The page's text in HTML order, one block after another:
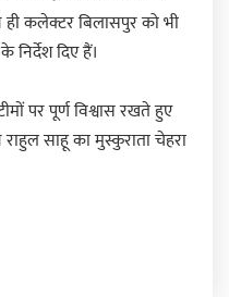
ही कलेक्टर बिलासपुर को भी
निर्देश दिए हैं।
पर पूर्ण विश्वास रखते हुए
साहू का मुस्कुराता चेहरा